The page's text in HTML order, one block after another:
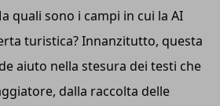
quali sono i campi in cui la AI
turistica? Innanzitutto, questa
aiuto nella stesura dei testi che
dalla raccolta delle